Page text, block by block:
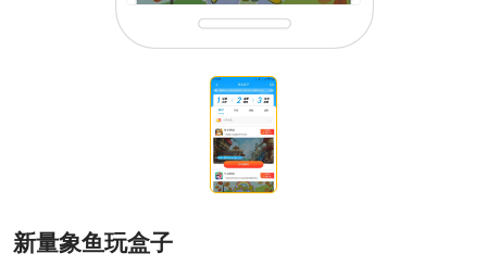
新量象鱼玩盒子